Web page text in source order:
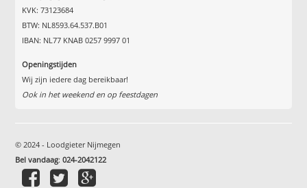
KVK: 73123684
BTW: NL8593.64.537.B01
IBAN: NL77 KNAB 0257 9997 01
Openingstijden
Wij zijn iedere dag bereikbaar!
Ook in het weekend en op feestdagen
© 2024 - Loodgieter Nijmegen
Bel vandaag:024-2042122